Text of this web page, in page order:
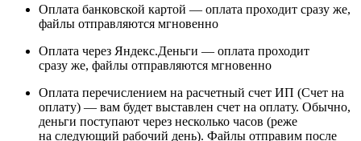
Оплата банковской картой — оплата проходит сразу же,
файлы отправляются мгновенно
Оплата через Яндекс.Деньги — оплата проходит
сразу же, файлы отправляются мгновенно
Оплата перечислением на расчетный счет ИП (Счет на
оплату) — вам будет выставлен счет на оплату. Обычно,
деньги поступают через несколько часов (реже
на следующий рабочий день). Файлы отправим после